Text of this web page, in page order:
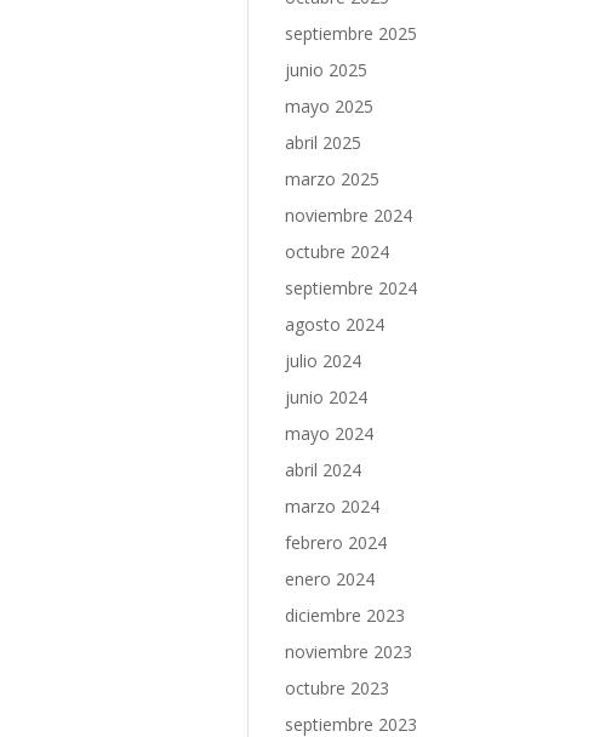
septiembre 2025
junio 2025
mayo 2025
abril 2025
marzo 2025
noviembre 2024
octubre 2024
septiembre 2024
agosto 2024
julio 2024
junio 2024
mayo 2024
abril 2024
marzo 2024
febrero 2024
enero 2024
diciembre 2023
noviembre 2023
octubre 2023
septiembre 2023